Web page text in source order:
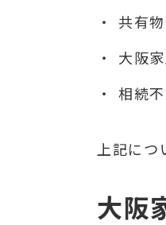
共有
大阪
相続
上記につ
大阪